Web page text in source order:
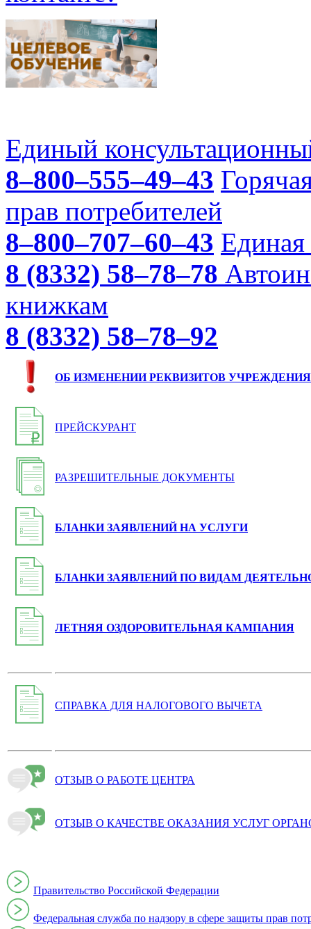
Единый
8–800–555–49–43
прав потребителей
8–800–707–60–43 Единая
8 (8332) 58–78–78
книжкам
8 (8332) 58–78–92
ОБ ИЗМЕНЕНИИ РЕКВИЗИТОВ УЧРЕЖДЕНИЯ
ПРЕЙСКУРАНТ
РАЗРЕШИТЕЛЬНЫЕ ДОКУМЕНТЫ
БЛАНКИ ЗАЯВЛЕНИЙ НА УСЛУГИ
БЛАНКИ ЗАЯВЛЕНИЙ ПО ВИДАМ
ЛЕТНЯЯ ОЗДОРОВИТЕЛЬНАЯ КАМПАНИЯ
СПРАВКА ДЛЯ НАЛОГОВОГО ВЫЧЕТА
ОТЗЫВ О РАБОТЕ ЦЕНТРА
ОТЗЫВ О КАЧЕСТВЕ ОКАЗАНИЯ УСЛУГ
Правительство Российской Федерации
Федеральная служба по надзору в сфере защиты прав